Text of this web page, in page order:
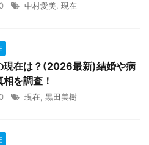
中村愛美 現在
現在は？(2026最新)結婚や病
を調査！
現在 黒田美樹